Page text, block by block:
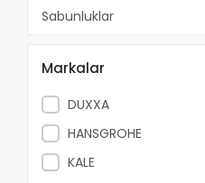
Sabunluklar
Banyo Askılıkları
Klozet Fırçaları
Diş Fırçalıkları
Lavabo Sifonları
Çöp Kovaları
Markalar
DUXXA
HANSGROHE
KALE